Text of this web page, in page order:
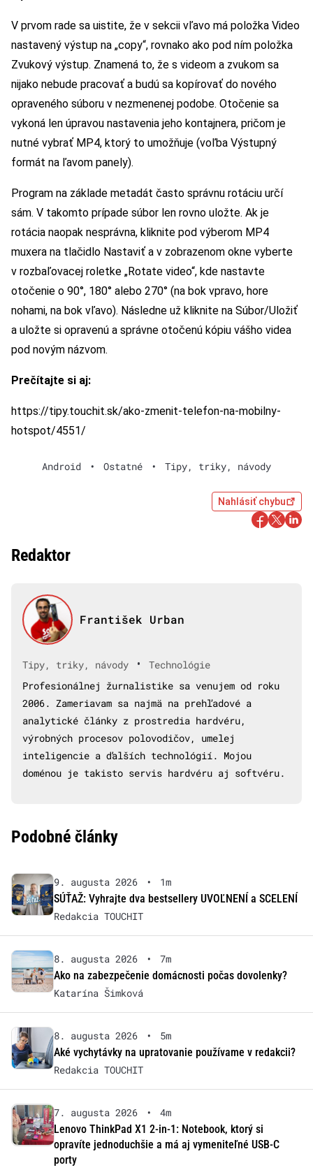
V prvom rade sa uistite, že v sekcii vľavo má položka Video
nastavený výstup na „copy“, rovnako ako pod ním položka
Zvukový výstup. Znamená to, že s videom a zvukom sa
nijako nebude pracovať a budú sa kopírovať do nového
opraveného súboru v nezmenenej podobe. Otočenie sa
vykoná len úpravou nastavenia jeho kontajnera, pričom je
nutné vybrať MP4, ktorý to umožňuje (voľba Výstupný
formát na ľavom panely).
Program na základe metadát často správnu rotáciu určí
sám. V takomto prípade súbor len rovno uložte. Ak je
rotácia naopak nesprávna, kliknite pod výberom MP4
muxera na tlačidlo Nastaviť a v zobrazenom okne vyberte
v rozbaľovacej roletke „Rotate video“, kde nastavte
otočenie o 90°, 180° alebo 270° (na bok vpravo, hore
nohami, na bok vľavo). Následne už kliknite na Súbor/Uložiť
a uložte si opravenú a správne otočenú kópiu vášho videa
pod novým názvom.
Prečítajte si aj:
https://tipy.touchit.sk/ako-zmenit-telefon-na-mobilny-
hotspot/4551/
Android • Ostatné • Tipy, triky, návody
Nahlásiť chybu
Redaktor
František Urban
Tipy, triky, návody •
Technológie
Profesionálnej žurnalistike sa venujem od roku
2006. Zameriavam sa najmä na prehľadové a
analytické články z prostredia hardvéru,
výrobných procesov polovodičov, umelej
inteligencie a ďalších technológií. Mojou
doménou je takisto servis hardvéru aj softvéru.
Podobné články
9. augusta 2026 •
1m
SÚŤAŽ: Vyhrajte dva bestsellery UVOĽNENÍ a SCELENÍ
Redakcia TOUCHIT
8. augusta 2026 •
7m
Ako na zabezpečenie domácnosti počas dovolenky?
Katarína Šimková
8. augusta 2026 •
5m
Aké vychytávky na upratovanie používame v redakcii?
Redakcia TOUCHIT
7. augusta 2026 •
4m
Lenovo ThinkPad X1 2-in-1: Notebook, ktorý si
opravíte jednoduchšie a má aj vymeniteľné USB-C
porty